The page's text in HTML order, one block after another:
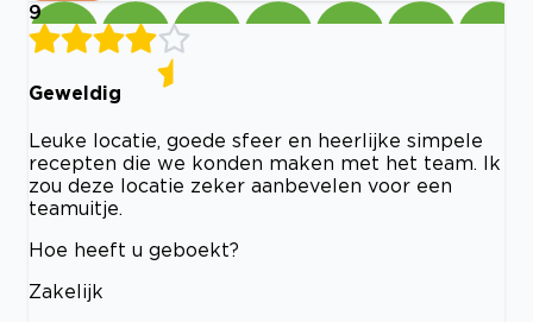
9
Geweldig
Leuke locatie, goede sfeer en heerlijke simpele
recepten die we konden maken met het team. Ik
zou deze locatie zeker aanbevelen voor een
teamuitje.
Hoe heeft u geboekt?
Zakelijk